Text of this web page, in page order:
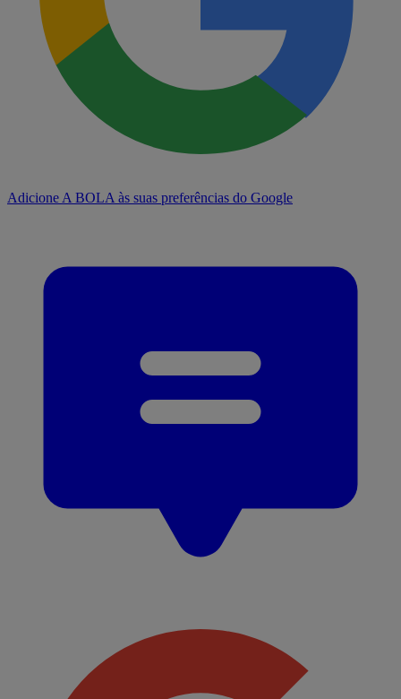
Adicione A BOLA às suas preferências do Google